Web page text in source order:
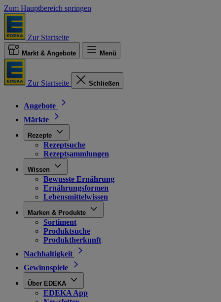
Zum Hauptbereich springen
Zur Startseite
Markt & Angebote Menü
Zur Startseite Schließen
Angebote
Märkte
Rezepte
Rezeptsuche
Rezeptsammlungen
Wissen
Bewusste Ernährung
Ernährungsformen
Lebensmittelwissen
Marken & Produkte
Sortiment
Produktsuche
Produktherkunft
Nachhaltigkeit
Gewinnspiele
Über EDEKA
EDEKA App